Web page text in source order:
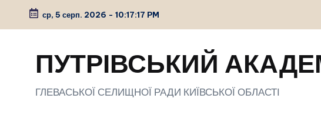
Перейти
ср, 5 серп. 2026 - 10:17:18 PM
ПУТРІВСЬКИЙ
ГЛЕВАСЬКОЇ СЕЛИЩНОЇ РАДИ КИЇВСЬКОЇ ОБЛАСТІ